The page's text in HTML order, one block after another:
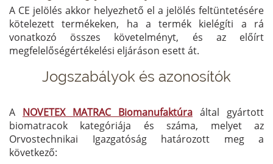
A CE jelölés akkor helyezhető el a jelölés feltüntetésére
kötelezett termékeken, ha a termék kielégíti a rá
vonatkozó összes követelményt, és az előírt
megfelelőségértékelési eljáráson esett át.
Jogszabályok és azonosítók
A NOVETEX MATRAC Biomanufaktúra által gyártott
biomatracok kategóriája és száma, melyet az
Orvostechnikai Igazgatóság határozott meg a
következő: